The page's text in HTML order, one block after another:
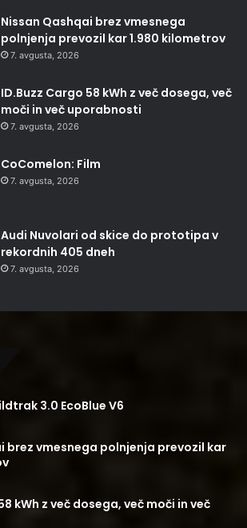
Nissan Qashqai brez vmesnega
polnjenja prevozil kar 1.980 kilometrov
7. avgusta, 2026
ID.Buzz Cargo 58 kWh z več dosega, več
moči in več uporabnosti
7. avgusta, 2026
CoComelon: Film
7. avgusta, 2026
Audi Nuvolari od skice do prototipa v
rekordnih 405 dneh
7. avgusta, 2026
3.0 EcoBlue V6
brez vmesnega polnjenja prevozil kar
kWh z več dosega, več moči in več